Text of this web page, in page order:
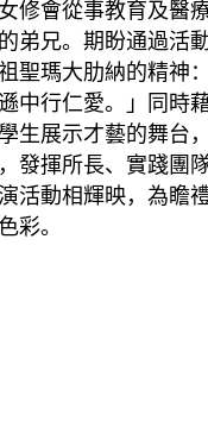
修會從事教育及醫
弟兄。期盼通過活
聖瑪大肋納的精神
中行仁愛。」同時
生展示才藝的舞台
發揮所長、實踐團
活動相輝映，為瞻
彩。